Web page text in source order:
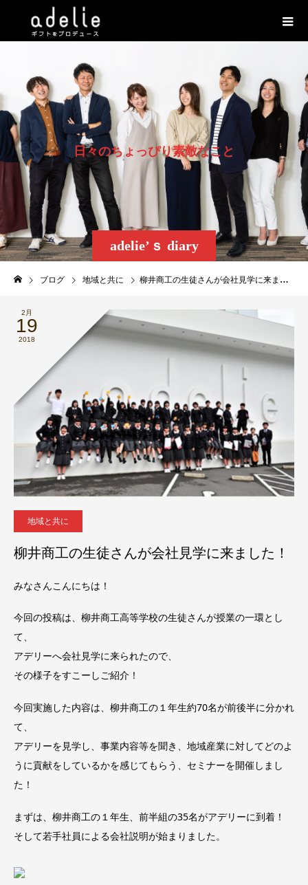
adelie’ｓ diary
日々のちょ っぴり素敵なこ と
ブログ 地域と共に 柳井商工の生徒さんが会社見学に来ました！
2月
19
2018
地域と共に
柳井商工の生徒さんが会社見学に来ました！
みなさんこんにちは！
今回の投稿は、柳井商工高等学校の生徒さんが授業の一環とし
て、
アデリーへ会社見学に来られたので、
その様子をすこーしご紹介！
今回実施した内容は、柳井商工の１年生約70名が前後半に分かれ
て、
アデリーを見学し、事業内容等を聞き、地域産業に対してどのよ
うに貢献をしているかを感じてもらう、セミナーを開催しまし
た！
まずは、柳井商工の１年生、前半組の35名がアデリーに到着！
そして若手社員による会社説明が始まりました。